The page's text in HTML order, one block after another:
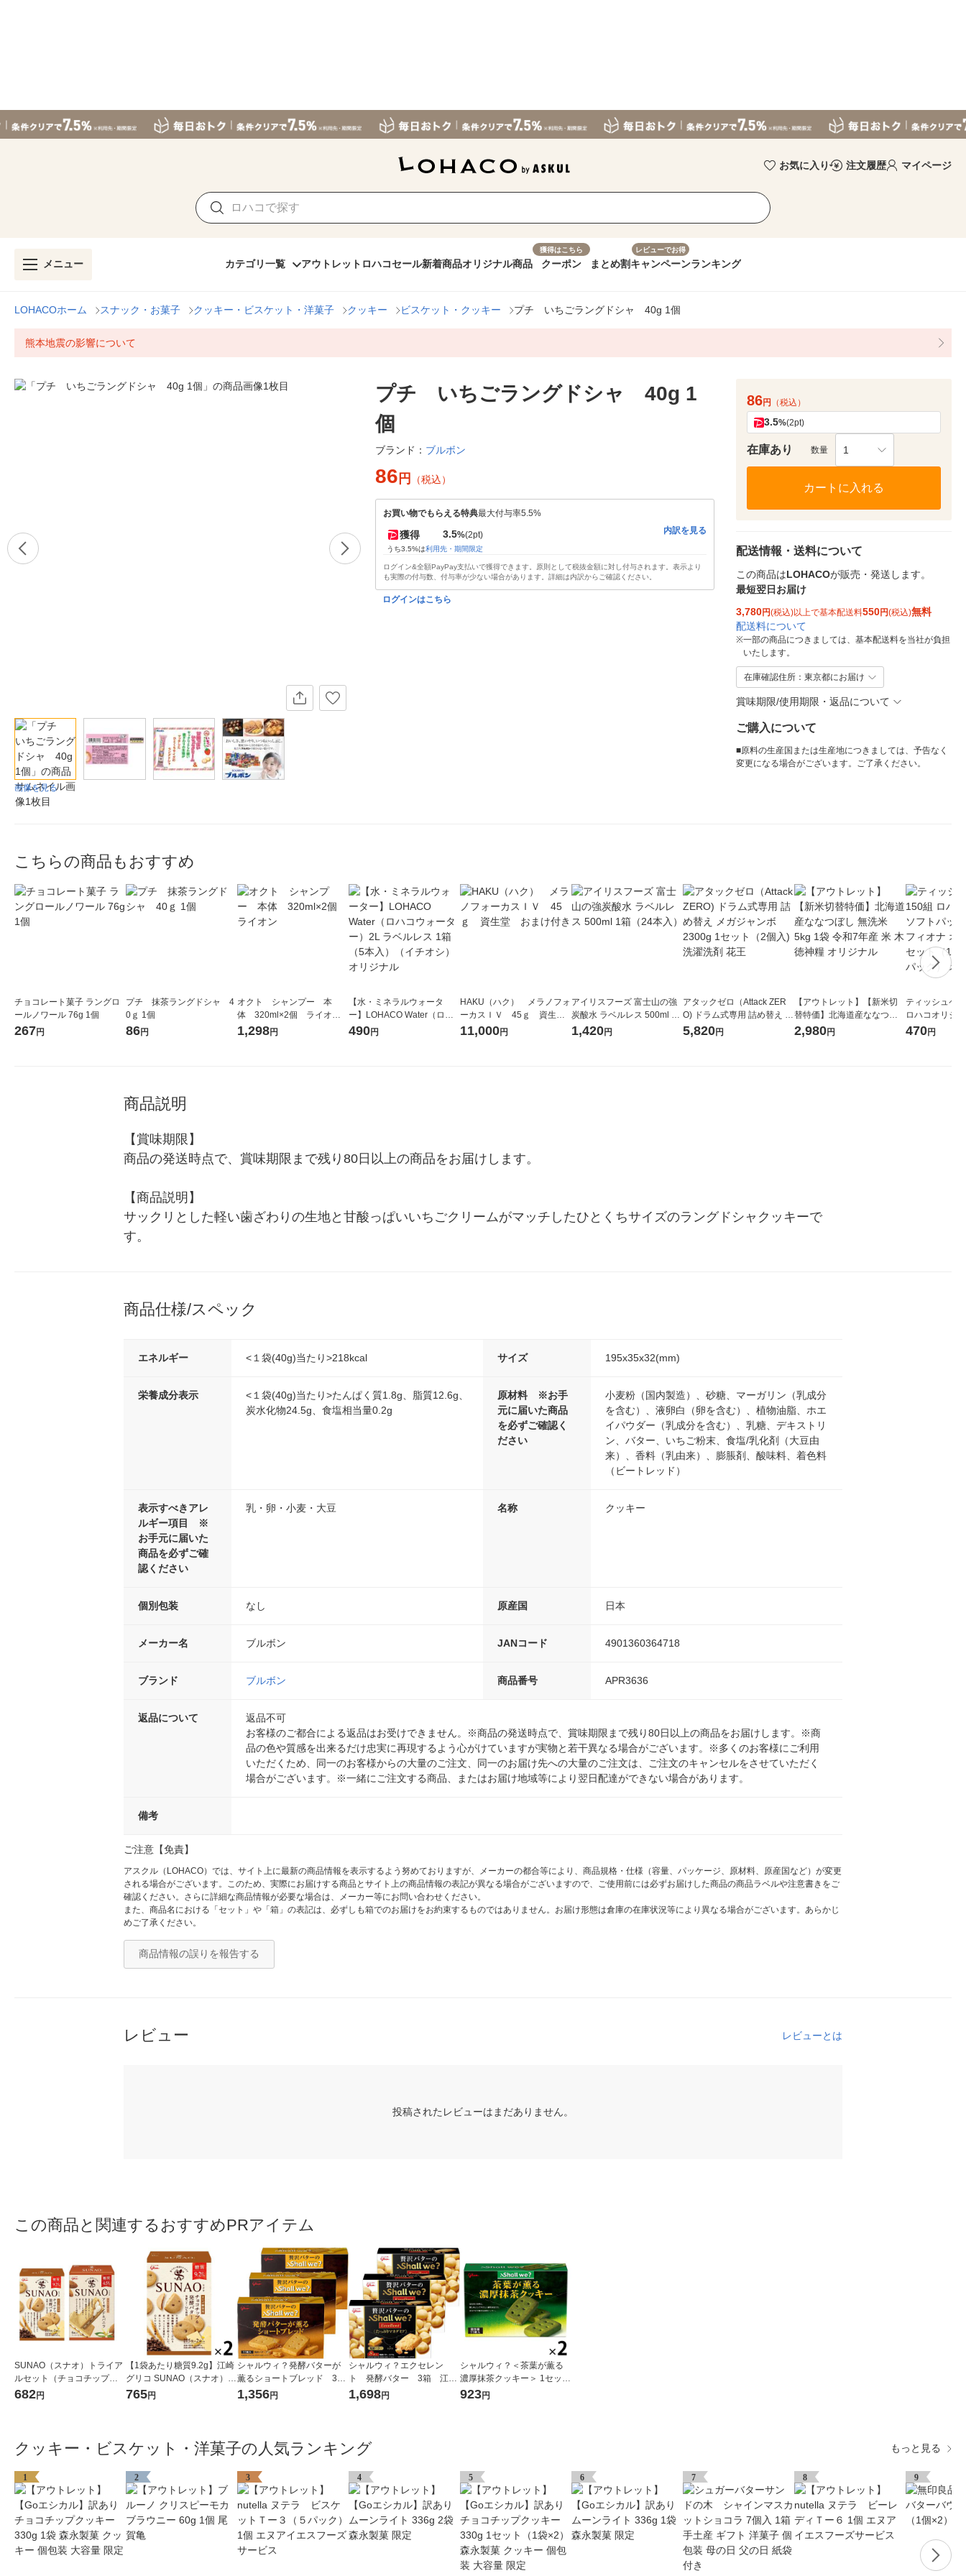
お気に入り 注文履歴 マイページ
メニュー カテゴリ一覧 アウトレット ロハコセール新着商品オリジナル商品
獲得はこちら
クーポン まとめ割
レビューでお得
キャンペーンランキング
LOHACOホーム スナック・お菓子 クッキー・ビスケット・洋菓子 クッキー ビスケット・クッキー プチ いちごラングドシャ 40g 1個
熊本地震の影響について
画像を見る
プチ いちごラングドシャ 40g 1
個
ブランド： ブルボン
86 円 （税込）
お買い物でもらえる特典最大付与率5.5%
獲得 3.5%(2pt)
うち3.5%は利用先・期間限定
内訳を見る
ログイン&全額PayPay支払いで獲得できます。原則として税抜金額に対し付与されます。表示より
も実際の付与数、付与率が少ない場合があります。詳細は内訳からご確認ください。
ログインはこちら
86円 （税込）
3.5%(2pt)
在庫あり 数量 1
カートに入れる
配送情報・送料について
この商品はLOHACOが販売・発送します。
最短翌日お届け
3,780円(税込)以上で基本配送料550円(税込)無料
配送料について
※一部の商品につきましては、基本配送料を当社が負担
いたします。
在庫確認住所：東京都にお届け
賞味期限/使用期限・返品について
ご購入について
■原料の生産国または生産地につきましては、予告なく
変更になる場合がございます。ご了承ください。
こちらの商品もおすすめ
チョコレート菓子 ラングロ
ールノワール 76g 1個
267円
プチ 抹茶ラングドシャ 4
0ｇ 1個
86円
オクト シャンプー 本
体 320ml×2個 ライオ
ン
1,298円
【水・ミネラルウォータ
ー】LOHACO Water（ロハ
コウォーター）2L ラベルレ
490円
HAKU（ハク） メラノフォ
ーカスＩＶ 45ｇ 資生
堂 おまけ付き
11,000円
アイリスフーズ 富士山の強
炭酸水 ラベルレス 500ml 1
箱（24本入）
1,420円
アタックゼロ（Attack ZER
O) ドラム式専用 詰め替え メ
ガジャンボ 2300g 1セット
5,820円
【アウトレット】【新米切
替特価】北海道産ななつぼ
し 無洗米 5kg 1袋 令和7年産
2,980円
ティッシュペ
ロハコオリジ
ックティッシ
470円
商品説明
【賞味期限】
商品の発送時点で、賞味期限まで残り80日以上の商品をお届けします。
【商品説明】
サックリとした軽い歯ざわりの生地と甘酸っぱいいちごクリームがマッチしたひとくちサイズのラングドシャクッキーで
す。
商品仕様/スペック
エネルギー <１袋(40g)当たり>218kcal サイズ 195x35x32(mm)
栄養成分表示
<１袋(40g)当たり>たんぱく質1.8g、脂質12.6g、
炭水化物24.5g、食塩相当量0.2g
原材料 ※お手
元に届いた商品
を必ずご確認く
ださい
小麦粉（国内製造）、砂糖、マーガリン（乳成分
を含む）、液卵白（卵を含む）、植物油脂、ホエ
イパウダー（乳成分を含む）、乳糖、デキストリ
ン、バター、いちご粉末、食塩/乳化剤（大豆由
来）、香料（乳由来）、膨脹剤、酸味料、着色料
（ビートレッド）
表示すべきアレ
ルギー項目 ※
お手元に届いた
商品を必ずご確
認ください
乳・卵・小麦・大豆 名称 クッキー
個別包装 なし 原産国 日本
メーカー名 ブルボン JANコード 4901360364718
ブランド ブルボン 商品番号 APR3636
返品について
返品不可
お客様のご都合による返品はお受けできません。※商品の発送時点で、賞味期限まで残り80日以上の商品をお届けします。※商
品の色や質感を出来るだけ忠実に再現するよう心がけていますが実物と若干異なる場合がございます。※多くのお客様にご利用
いただくため、同一のお客様からの大量のご注文、同一のお届け先への大量のご注文は、ご注文のキャンセルをさせていただく
場合がございます。※一緒にご注文する商品、またはお届け地域等により翌日配達ができない場合があります。
備考
ご注意【免責】
アスクル（LOHACO）では、サイト上に最新の商品情報を表示するよう努めておりますが、メーカーの都合等により、商品規格・仕様（容量、パッケージ、原材料、原産国など）が変更
される場合がございます。このため、実際にお届けする商品とサイト上の商品情報の表記が異なる場合がございますので、ご使用前には必ずお届けした商品の商品ラベルや注意書きをご
確認ください。さらに詳細な商品情報が必要な場合は、メーカー等にお問い合わせください。
また、商品名における「セット」や「箱」の表記は、必ずしも箱でのお届けをお約束するものではありません。お届け形態は倉庫の在庫状況等により異なる場合がございます。あらかじ
めご了承ください。
商品情報の誤りを報告する
レビュー レビューとは
投稿されたレビューはまだありません。
この商品と関連するおすすめPRアイテム
SUNAO（スナオ）トライア
ルセット（チョコチップ、
アーモンド＆バニラ クリー
682円
【1袋あたり糖質9.2g】江崎
グリコ SUNAO（スナオ）ビ
スケット＜チョコチップ＆
765円
シャルウィ？発酵バターが
薫るショートブレッド 3
箱 江崎グリコ クッキ
1,356円
シャルウィ？エクセレン
ト 発酵バター 3箱 江崎
グリコ クッキー ビスケ
1,698円
シャルウィ？＜茶葉が薫る
濃厚抹茶クッキー＞ 1セット
（1個×2） 江崎グリコ ビス
923円
クッキー・ビスケット・洋菓子の人気ランキング もっと見る
1 2 3 4 5 6 7 8 9